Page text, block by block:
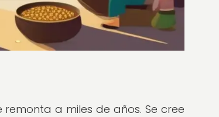
a miles de años. Se cree